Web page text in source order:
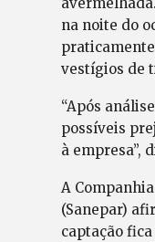
na noite do
vestígios de
“Após
possíveis
à empresa”,
A
(Sanepar)
captação